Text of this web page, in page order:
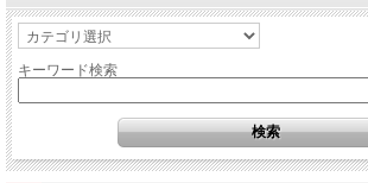
キーワード検索